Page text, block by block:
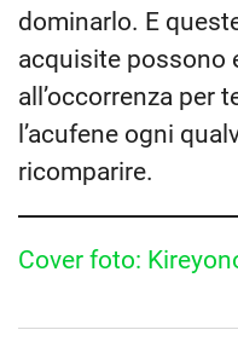
dominarlo. E
acquisite possono
all’occorrenza per
l’acufene ogni
ricomparire.
Cover foto: